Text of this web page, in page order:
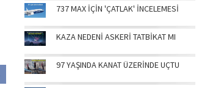
737 MAX İÇİN 'ÇATLAK' İNCELEMESİ
KAZA NEDENİ ASKERİ TATBİKAT MI
97 YAŞINDA KANAT ÜZERİNDE UÇTU